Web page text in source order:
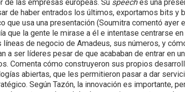
de las empresas europeas. Su speeches una
de haber entrados los últimos, exportamos bits y
que usa una presentación (Soumitra comentó ayer
que la gente le mirase a él e intentase centrarse
líneas de negocio de Amadeus, sus números, y
a ser líderes pesar de que acababan de entrar en
Comenta cómo construyeron sus propios
abiertas, que les permitieron pasar a dar
Según Tazón, la innovación es importante,